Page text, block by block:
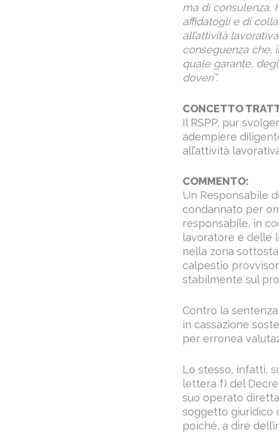
ma di consulenza,
affidatogli e di
all’attività
conseguenza che,
quale garante,
doveri”.
CONCETTO
Il RSPP, pur
adempiere
all’attività
COMMENTO:
Un Responsabile
condannato per
responsabile, in
lavoratore e delle
nella zona
calpestio
stabilmente sul
Contro la
in cassazione
per erronea
Lo stesso, infatti,
lettera f) del
suo operato
soggetto giuridico
poiché, a dire